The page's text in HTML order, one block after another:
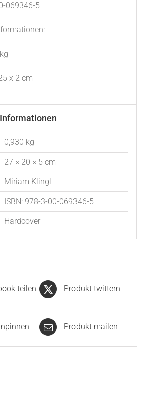
069346-5
x 2 cm
0,930 kg
27 × 20 × 5 cm
Miriam Klingl
ISBN: 978-3-00-069346-5
Hardcover
teilen Produkt twittern
Produkt mailen